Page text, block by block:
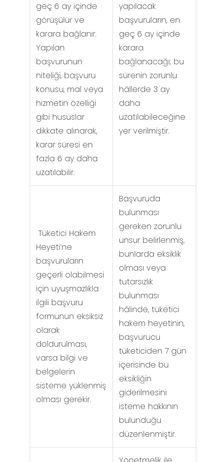
geç 6 ay içinde
görüşülür ve
karara bağlanır.
Yapılan
başvurunun
niteliği, başvuru
konusu, mal veya
hizmetin özelliği
gibi hususlar
dikkate alınarak,
karar süresi en
fazla 6 ay daha
uzatılabilir.
yapılacak
başvuruların, en
geç 6 ay içinde
karara
bağlanacağı; bu
sürenin zorunlu
hâllerde 3 ay
daha
uzatılabileceğine
yer verilmiştir.
Tüketici Hakem
Heyeti’ne
başvuruların
geçerli olabilmesi
için uyuşmazlıkla
ilgili başvuru
formunun eksiksiz
olarak
doldurulması,
varsa bilgi ve
belgelerin
sisteme yüklenmiş
olması gerekir.
Başvuruda
bulunması
gereken zorunlu
unsur belirlenmiş,
bunlarda eksiklik
olması veya
tutarsızlık
bulunması
hâlinde, tüketici
hakem heyetinin,
başvurucu
tüketiciden 7 gün
içerisinde bu
eksikliğin
giderilmesini
isteme hakkının
bulunduğu
düzenlenmiştir.